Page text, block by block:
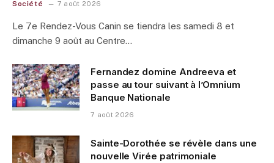
Société 7 août 2026
Le 7e Rendez-Vous Canin se tiendra les samedi 8 et
dimanche 9 août au Centre…
Fernandez domine Andreeva et
passe au tour suivant à l’Omnium
Banque Nationale
7 août 2026
Sainte-Dorothée se révèle dans une
nouvelle Virée patrimoniale